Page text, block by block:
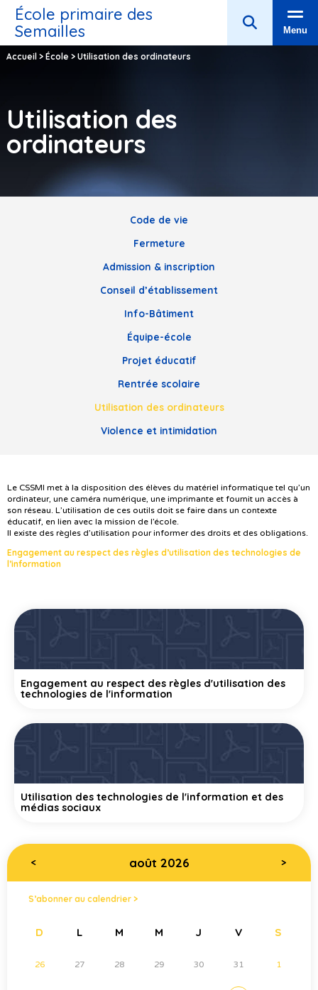
École primaire des
Semailles
Menu
Accueil> École > Utilisation des ordinateurs
Utilisation des
ordinateurs
Code de vie
Fermeture
Admission & inscription
Conseil d’établissement
Info-Bâtiment
Équipe-école
Projet éducatif
Rentrée scolaire
Utilisation des ordinateurs
Violence et intimidation
Le CSSMI met à la disposition des élèves du matériel informatique tel qu’un
ordinateur, une caméra numérique, une imprimante et fournit un accès à
son réseau. L’utilisation de ces outils doit se faire dans un contexte
éducatif, en lien avec la mission de l’école.
Il existe des règles d’utilisation pour informer des droits et des obligations.
Engagement au respect des règles d’utilisation des technologies de
l’information
Engagement au respect des règles d'utilisation des
technologies de l'information
Utilisation des technologies de l'information et des
médias sociaux
< août 2026 >
S’abonner au calendrier >
D L M M J V S
26 27 28 29 30 31 1